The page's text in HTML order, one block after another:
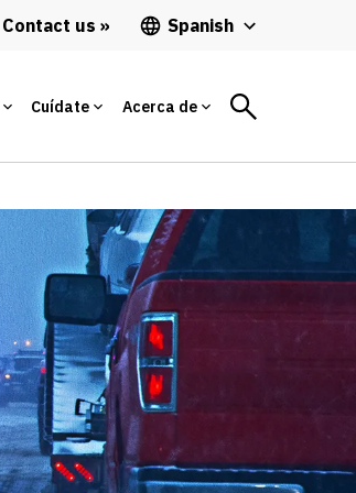
Contact us Spanish
Cuídate Acerca de